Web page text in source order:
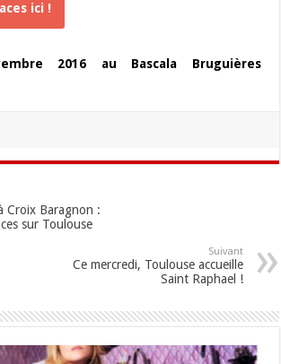
ici !
2016 au Bascala Bruguières
Croix Baragnon :
sur Toulouse
Suivant
Ce mercredi, Toulouse accueille
Saint Raphael !